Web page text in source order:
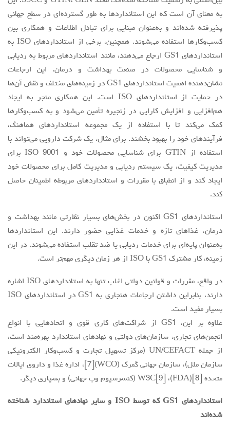
به معنای آن است که این استانداردها به طور گسترده‌ای در سطح جهانی
پذیرفته شده‌اند و به‌عنوان مبنایی برای تبادل اطلاعات و همکاری بین
کسب‌وکارها استفاده می‌شوند. همچنین، برخی از استانداردهای ISO به
استانداردهای GS1 ارجاع می‌دهند، مانند استانداردهای مربوط به ردیابی
و شناسایی محصولات در صنعت بهداشت و درمان. این ارجاعات
نشان‌دهنده اهمیت استانداردهای GS1 در زمینه‌های مختلف و نقش آن‌ها
در حمایت از استانداردهای ISO است. این همکاری منجر به ایجاد
هم‌افزایی و افزایش کارایی در زنجیره تأمین می‌شود و به کسب‌وکارها
کمک می‌کند تا با استفاده از یک مجموعه استانداردهای هماهنگ،
فرآیندهای خود را بهبود بخشند. برای مثال، یک شرکت دارویی می‌تواند با
استفاده از GTIN برای شناسایی محصولات خود و ISO 9001 برای
مدیریت کیفیت، یک سیستم ردیابی و مدیریت کامل برای محصولات خود
ایجاد کند و از انطباق با مقررات و استانداردهای مربوطه اطمینان حاصل
کند.
استانداردهای GS1 اکنون در بخش‌های بسیار نظارتی مانند بهداشت و
درمان، غذاهای تازه و خدمات غذایی حضور دارند. این استانداردها
به‌عنوان پایه‌ای برای خدمات ردیابی یا ضد تقلب استفاده می‌شوند. در این
زمینه، کار مشترک GS1 با ISO از هر زمان دیگری مهم‌تر است.
در واقع، مقررات و قوانین دولتی اغلب تنها به استانداردهای ISO اشاره
دارند، بنابراین داشتن ارجاعات هنجاری به GS1 در استانداردهای ISO
بسیار مفید است.
علاوه بر این، GS1 از شراکت‌های کاری قوی و اتحادهایی با انواع
انجمن‌های تجاری، سازمان‌های دولتی و نهادهای استاندارد بهره‌مند است،
از جمله UN/CEFACT (مرکز تسهیل تجارت و کسب‌وکار الکترونیکی
سازمان ملل)، سازمان جهانی گمرک (WCO)[7]، اداره غذا و داروی ایالات
متحده [8](FDA)، W3C[9] (کنسرسیوم وب جهانی) و بسیاری دیگر.
استانداردهای GS1 که توسط ISO و سایر نهادهای استاندارد شناخته
شده‌اند